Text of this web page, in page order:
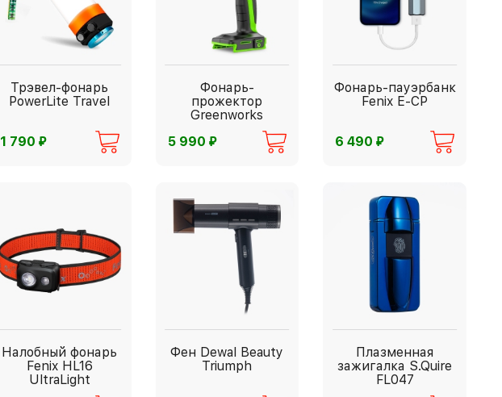
Трэвел-фонарь
PowerLite Travel
1 790 ⃏
Фонарь-
прожектор
Greenworks
5 990 ⃏
Фонарь-пауэрбанк
Fenix E-CP
6 490⃏
Налобный фонарь
Fenix HL16
UltraLight
Фен Dewal Beauty
Triumph
Плазменная
зажигалка S.Quire
FL047